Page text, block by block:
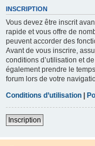
INSCRIPTION
Vous devez être inscrit
rapide et vous offre de
peuvent accorder des
Avant de vous inscrire,
conditions d’utilisation et
également prendre le
forum lors de votre
Conditions d’utilisation
Inscription